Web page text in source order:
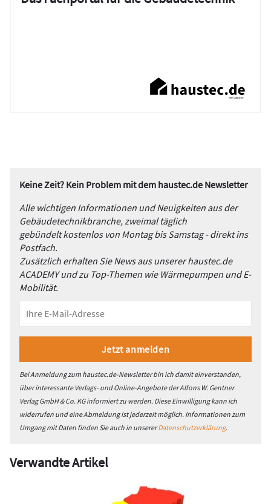
Keine Zeit? Kein Problem mit dem haustec.de Newsletter
Alle wichtigen Informationen und Neuigkeiten aus der
Gebäudetechnikbranche, zweimal täglich
gebündelt kostenlos von Montag bis Samstag - direkt ins
Postfach.
Zusätzlich erhalten Sie News aus unserer haustec.de
ACADEMY und zu Top-Themen wie Wärmepumpen und E-
Mobilität.
Bei Anmeldung zum haustec.de-Newsletter bin ich damit einverstanden,
über interessante Verlags- und Online-Angebote der Alfons W. Gentner
Verlag GmbH & Co. KG informiert zu werden. Diese Einwilligung kann ich
widerrufen und eine Abmeldung ist jederzeit möglich. Informationen zum
Umgang mit Daten finden Sie auch in unsererDatenschutzerklärung.
Verwandte Artikel